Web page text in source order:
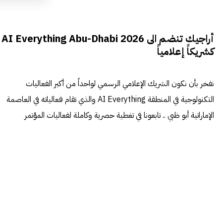
أراجيك تنضم الى AI Everything Abu-Dhabi 2026
كشريكاً إعلامياً
نفخر بأن نكون الشريك الإعلامي الرسمي لواحداً من أكبر الفعاليات
التكنولوجية في المنطقة AI Everything والذي تقام فعالياته في العاصمة
الإماراتية أبو ظبي .. تابعونا في تغطية حصرية وكاملة لفعاليات المؤتمر